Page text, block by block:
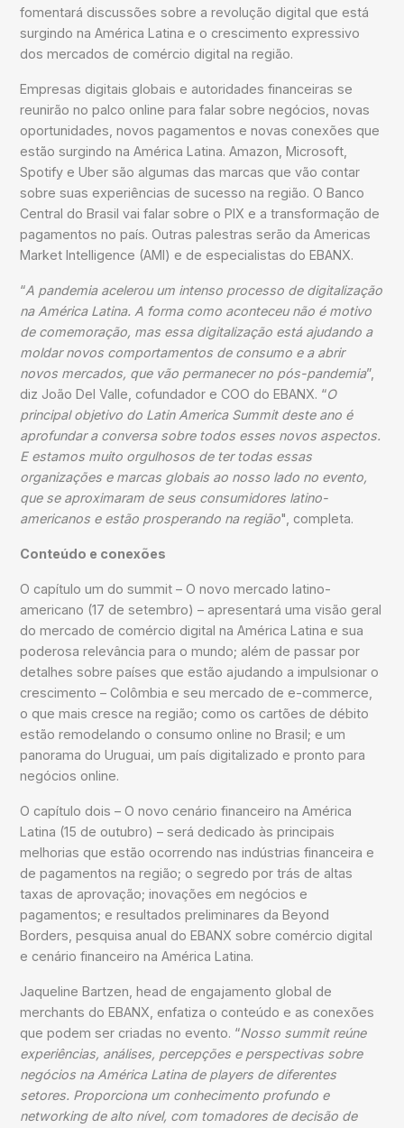
fomentará discussões sobre a revolução digital que está
surgindo na América Latina e o crescimento expressivo
dos mercados de comércio digital na região.
Empresas digitais globais e autoridades financeiras se
reunirão no palco online para falar sobre negócios, novas
oportunidades, novos pagamentos e novas conexões que
estão surgindo na América Latina. Amazon, Microsoft,
Spotify e Uber são algumas das marcas que vão contar
sobre suas experiências de sucesso na região. O Banco
Central do Brasil vai falar sobre o PIX e a transformação de
pagamentos no país. Outras palestras serão da Americas
Market Intelligence (AMI) e de especialistas do EBANX.
“A pandemia acelerou um intenso processo de digitalização
na América Latina. A forma como aconteceu não é motivo
de comemoração, mas essa digitalização está ajudando a
moldar novos comportamentos de consumo e a abrir
novos mercados, que vão permanecer no pós-pandemia”,
diz João Del Valle, cofundador e COO do EBANX. “O
principal objetivo do Latin America Summit deste ano é
aprofundar a conversa sobre todos esses novos aspectos.
E estamos muito orgulhosos de ter todas essas
organizações e marcas globais ao nosso lado no evento,
que se aproximaram de seus consumidores latino-
americanos e estão prosperando na região", completa.
Conteúdo e conexões
O capítulo um do summit – O novo mercado latino-
americano (17 de setembro) – apresentará uma visão geral
do mercado de comércio digital na América Latina e sua
poderosa relevância para o mundo; além de passar por
detalhes sobre países que estão ajudando a impulsionar o
crescimento – Colômbia e seu mercado de e-commerce,
o que mais cresce na região; como os cartões de débito
estão remodelando o consumo online no Brasil; e um
panorama do Uruguai, um país digitalizado e pronto para
negócios online.
O capítulo dois – O novo cenário financeiro na América
Latina (15 de outubro) – será dedicado às principais
melhorias que estão ocorrendo nas indústrias financeira e
de pagamentos na região; o segredo por trás de altas
taxas de aprovação; inovações em negócios e
pagamentos; e resultados preliminares da Beyond
Borders, pesquisa anual do EBANX sobre comércio digital
e cenário financeiro na América Latina.
Jaqueline Bartzen, head de engajamento global de
merchants do EBANX, enfatiza o conteúdo e as conexões
que podem ser criadas no evento. “Nosso summit reúne
experiências, análises, percepções e perspectivas sobre
negócios na América Latina de players de diferentes
setores. Proporciona um conhecimento profundo e
networking de alto nível, com tomadores de decisão de